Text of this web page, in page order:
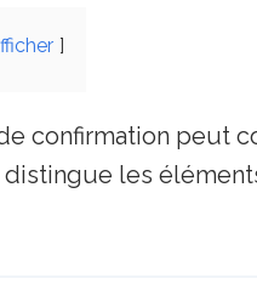
confirmation peut
distingue les